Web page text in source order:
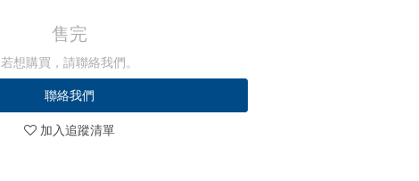
售完
若想購買，請聯絡我們。
聯絡我們
加入追蹤清單